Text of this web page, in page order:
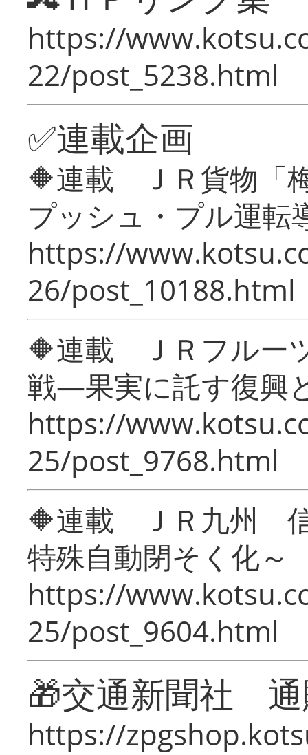
https://
22/post_5238.html
✅連載企画
🔶連載 ＪＲ貨物「
プッシュ・プル運転
https://
26/post_10188.html
🔶連載 ＪＲフルー
戦―果実に託す復興
https://
25/post_9768.html
🔶連載 ＪＲ九州 信
特殊自動閉そく化～
https://
25/post_9604.html
🎁交通新聞社
https://